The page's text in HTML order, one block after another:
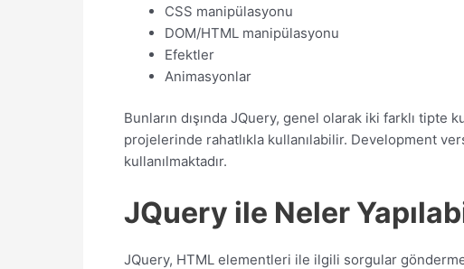
CSS manipülasyonu
DOM/HTML manipülasyonu
Efektler
Animasyonlar
Bunların dışında JQuery, genel olarak iki farklı tipte
projelerinde rahatlıkla kullanılabilir. Development
kullanılmaktadır.
JQuery ile Neler
JQuery, HTML elementleri ile ilgili sorgular